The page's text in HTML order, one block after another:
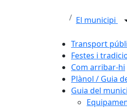
El municipi
Transport
Festes i
Com arribar-hi
Plànol / Guia
Guia del